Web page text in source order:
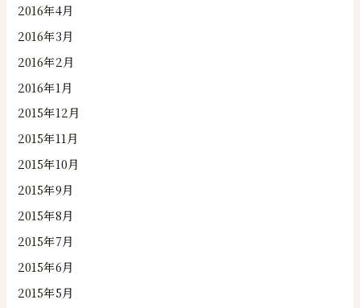
2016年4月
2016年3月
2016年2月
2016年1月
2015年12月
2015年11月
2015年10月
2015年9月
2015年8月
2015年7月
2015年6月
2015年5月